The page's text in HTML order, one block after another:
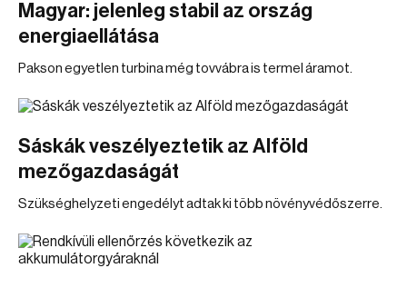
Magyar: jelenleg stabil az ország
energiaellátása
Pakson egyetlen turbina még tovvábra is termel áramot.
Sáskák veszélyeztetik az Alföld
mezőgazdaságát
Szükséghelyzeti engedélyt adtak ki több növényvédőszerre.